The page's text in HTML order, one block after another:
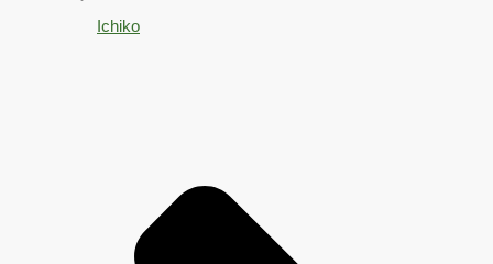
Ichiko